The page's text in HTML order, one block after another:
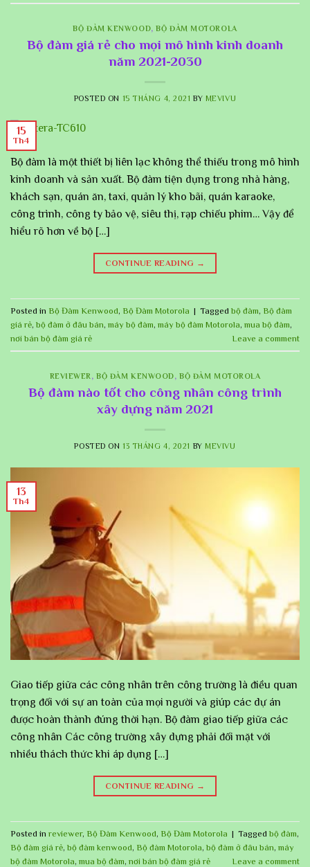
BỘ ĐÀM KENWOOD,BỘ ĐÀM MOTOROLA
Bộ đàm giá rẻ cho mọi mô hình kinh doanh
năm 2021-2030
POSTED ON 15 THÁNG 4, 2021 BY MEVIVU
15
Th4
Bộ đàm là một thiết bị liên lạc không thể thiếu trong mô hình
kinh doanh và sản xuất. Bộ đàm tiện dụng trong nhà hàng,
khách sạn, quán ăn, taxi, quản lý kho bãi, quán karaoke,
công trình, công ty bảo vệ, siêu thị, rạp chiếu phim… Vậy để
hiểu rõ hơn về bộ […]
CONTINUE READING →
Posted in Bộ Đàm Kenwood, Bộ Đàm Motorola | Tagged bộ đàm, Bộ đàm
giá rẻ, bộ đàm ở đâu bán, máy bộ đàm, máy bộ đàm Motorola, mua bộ đàm,
nơi bán bộ đàm giá rẻ
Leave a comment
REVIEWER,BỘ ĐÀM KENWOOD,BỘ ĐÀM MOTOROLA
Bộ đàm nào tốt cho công nhân công trình
xây dựng năm 2021
POSTED ON 13 THÁNG 4, 2021 BY MEVIVU
13
Th4
Giao tiếp giữa các công nhân trên công trường là điều quan
trọng đối với sự an toàn của mọi người và giúp các dự án
được hoàn thành đúng thời hạn. Bộ đàm giao tiếp giữa các
công nhân Các công trường xây dựng phải đối mặt với
nhiều thách thức khi áp dụng […]
CONTINUE READING →
Posted in reviewer, Bộ Đàm Kenwood, Bộ Đàm Motorola | Tagged bộ đàm,
Bộ đàm giá rẻ, bộ đàm kenwood, Bộ đàm Motorola, bộ đàm ở đâu bán, máy
bộ đàm Motorola, mua bộ đàm, nơi bán bộ đàm giá rẻ Leave a comment